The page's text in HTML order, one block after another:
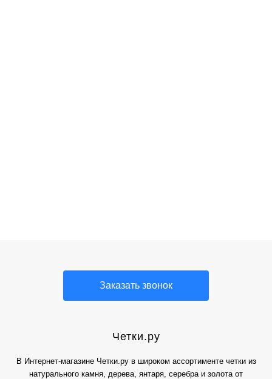
Заказать звонок
Четки.ру
В Интернет-магазине Четки.ру в широком ассортименте четки из
натурального камня, дерева, янтаря, серебра и золота от